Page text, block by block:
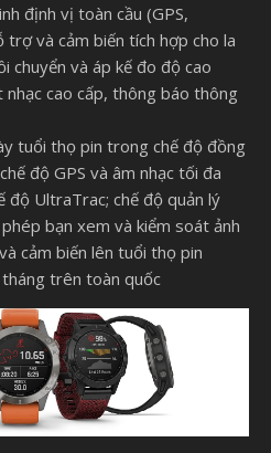
định vị toàn cầu (GPS,
trợ và cảm biến tích hợp cho la
chuyển và áp kế đo độ cao
cao cấp, thông báo thông
tuổi thọ pin trong chế độ đồng
độ GPS và âm nhạc tối đa
UltraTrac; chế độ quản lý
bạn xem và kiểm soát ảnh
cảm biến lên tuổi thọ pin
tháng trên toàn quốc